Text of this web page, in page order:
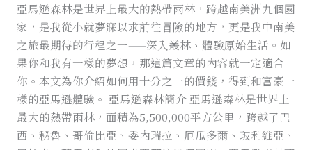
亞馬遜森林是世界上最大的熱帶雨林，跨越南美洲九個國
家，是我從小就夢寐以求前往冒險的地方，更是我中南美
之旅最期待的行程之一——深入叢林、體驗原始生活。如
果你和我有一樣的夢想，那這篇文章的內容就一定適合
你。本文為你介紹如何用十分之一的價錢，得到和富豪一
樣的亞馬遜體驗。 亞馬遜森林簡介 亞馬遜森林是世界上
最大的熱帶雨林，面積為5,500,000平方公里，跨越了巴
西、秘魯、哥倫比亞、委內瑞拉、厄瓜多爾、玻利維亞、
作
營
——
帶
你
深
入
熱